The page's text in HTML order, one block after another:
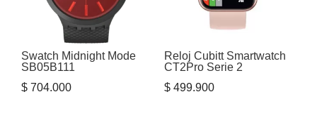
Swatch Midnight Mode
SB05B111
$ 704.000
Reloj Cubitt Smartwatch
CT2Pro Serie 2
$499.900